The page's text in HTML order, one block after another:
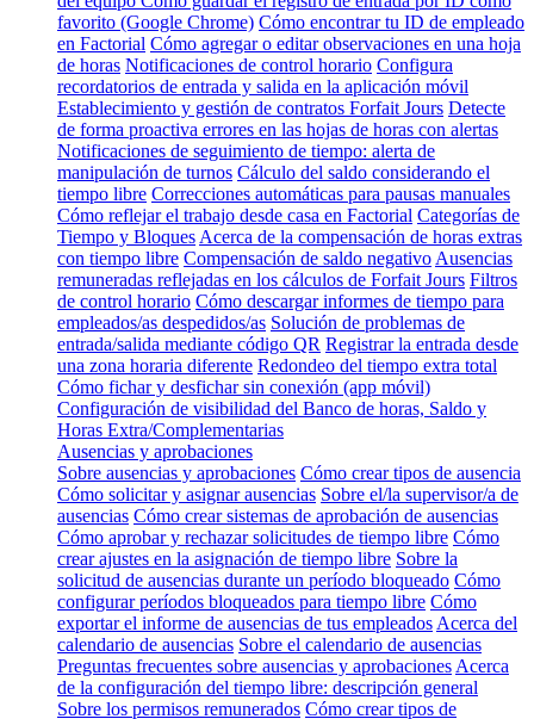
favorito (Google Chrome) Cómo encontrar tu ID de empleado
en Factorial Cómo agregar o editar observaciones en una hoja
de horas Notificaciones de control horario Configura
recordatorios de entrada y salida en la aplicación móvil
Establecimiento y gestión de contratos Forfait Jours Detecte
de forma proactiva errores en las hojas de horas con alertas
Notificaciones de seguimiento de tiempo: alerta de
manipulación de turnos Cálculo del saldo considerando el
tiempo libre Correcciones automáticas para pausas manuales
Cómo reflejar el trabajo desde casa en Factorial Categorías de
Tiempo y Bloques Acerca de la compensación de horas extras
con tiempo libre Compensación de saldo negativo Ausencias
remuneradas reflejadas en los cálculos de Forfait Jours Filtros
de control horario Cómo descargar informes de tiempo para
empleados/as despedidos/as Solución de problemas de
entrada/salida mediante código QR Registrar la entrada desde
una zona horaria diferente Redondeo del tiempo extra total
Cómo fichar y desfichar sin conexión (app móvil)
Configuración de visibilidad del Banco de horas, Saldo y
Horas Extra/Complementarias
Ausencias y aprobaciones
Sobre ausencias y aprobaciones Cómo crear tipos de ausencia
Cómo solicitar y asignar ausencias Sobre el/la supervisor/a de
ausencias Cómo crear sistemas de aprobación de ausencias
Cómo aprobar y rechazar solicitudes de tiempo libre Cómo
crear ajustes en la asignación de tiempo libre Sobre la
solicitud de ausencias durante un período bloqueado Cómo
configurar períodos bloqueados para tiempo libre Cómo
exportar el informe de ausencias de tus empleados Acerca del
calendario de ausencias Sobre el calendario de ausencias
Preguntas frecuentes sobre ausencias y aprobaciones Acerca
de la configuración del tiempo libre: descripción general
Sobre los permisos remunerados Cómo crear tipos de